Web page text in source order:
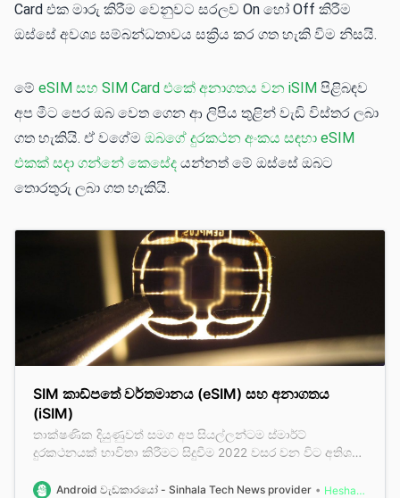
Card එක මාරු කිරීම වෙනුවට සරලව On හෝ Off කිරීම
ඔස්සේ අවශ්‍ය සම්බන්ධතාවය සක්‍රිය කර ගත හැකි විම නිසයි.
මේ eSIM සහ SIM Card එකේ අනාගතය වන iSIM පිළිබඳව
අප මීට පෙර ඔබ වෙත ගෙන ආ ලිපිය තුළින් වැඩි විස්තර ලබා
ගත හැකියි. ඒ වගේම ඔබගේ දුරකථන අංකය සඳහා eSIM
එකක් සදා ගන්නේ කෙසේද යන්නත් මේ ඔස්සේ ඔබට
තොරතුරු ලබා ගත හැකියි.
SIM කාඩ්පතේ වර්තමානය (eSIM) සහ අනාගතය
(iSIM)
තාක්ෂණික දියුණුවත් සමග අප සියල්ලන්ටම ස්මාර්ට්
දුරකථනයක් භාවිතා කිරීමට සිදුවීම 2022 වසර වන විට අතිශය
සැලකීමේ දී ජංගම දුරකථන සඳහා එයට අවශ්‍ය සන්නිවේදන
Android වැඩකාරයෝ - Sinhala Tech News provider Heshan Wijerathne